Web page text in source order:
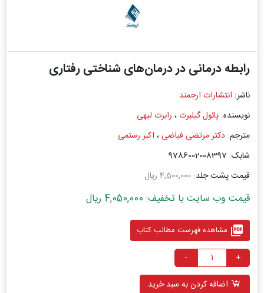
رابطه درمانی در درمان‌های شناختی رفتاری
ناشر: انتشارات ارجمند
نویسنده: پائول گیلبرت ، رابرت لیهی
مترجم: دکتر مرتضی فیاضی ، اکبر رستمی
شابک: 9786002008397
قیمت پشت جلد: 4,500,000 ریال
قیمت وب سایت با تخفیف: 4,050,000 ریال
picture_as_pdf مشاهده فهرست مطالب کتاب
+
-
اضافه کردن به سبد خرید